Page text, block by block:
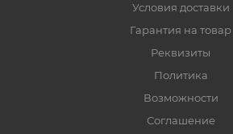
Условия доставки
Гарантия на товар
Реквизиты
Политика
Возможности
Соглашение